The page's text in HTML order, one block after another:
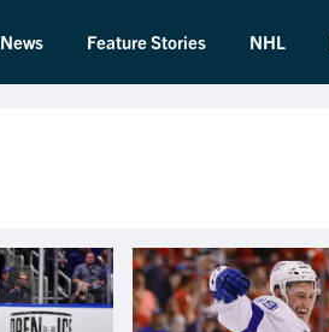
News Feature Stories NHL